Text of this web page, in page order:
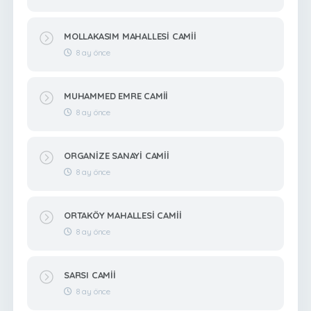
MOLLAKASIM MAHALLESİ CAMİİ
8 ay önce
MUHAMMED EMRE CAMİİ
8 ay önce
ORGANİZE SANAYİ CAMİİ
8 ay önce
ORTAKÖY MAHALLESİ CAMİİ
8 ay önce
SARSI CAMİİ
8 ay önce